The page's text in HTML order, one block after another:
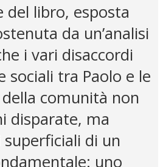
del libro, esposta
da un’analisi
i vari disaccordi
sociali tra Paolo e le
comunità non
disparate, ma
di un
uno